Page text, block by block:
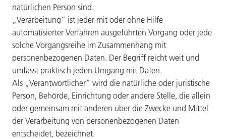
natürlichen Person sind.
„Verarbeitung“ ist jeder mit oder ohne Hilfe
automatisierter Verfahren ausgeführten Vorgang oder jede
solche Vorgangsreihe im Zusammenhang mit
personenbezogenen Daten. Der Begriff reicht weit und
umfasst praktisch jeden Umgang mit Daten.
Als „Verantwortlicher“ wird die natürliche oder juristische
Person, Behörde, Einrichtung oder andere Stelle, die allein
oder gemeinsam mit anderen über die Zwecke und Mittel
der Verarbeitung von personenbezogenen Daten
entscheidet, bezeichnet.